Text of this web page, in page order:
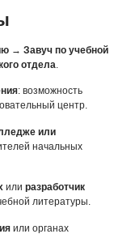
→ Завуч по учебной
отдела.
: возможность
центр.
или
начальных
или разработчик
литературы.
или органах